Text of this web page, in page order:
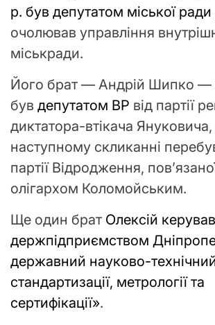
р. був депутатом міської
очолював управління
міськради.
Його брат — Андрій Шипко —
був депутатом ВР від партії
диктатора-втікача Януковича,
наступному скликанні
партії Відродження,
олігархом Коломойським.
Ще один брат Олексій керував
держпідприємством
державний науково-
стандартизації, метрології та
сертифікації».